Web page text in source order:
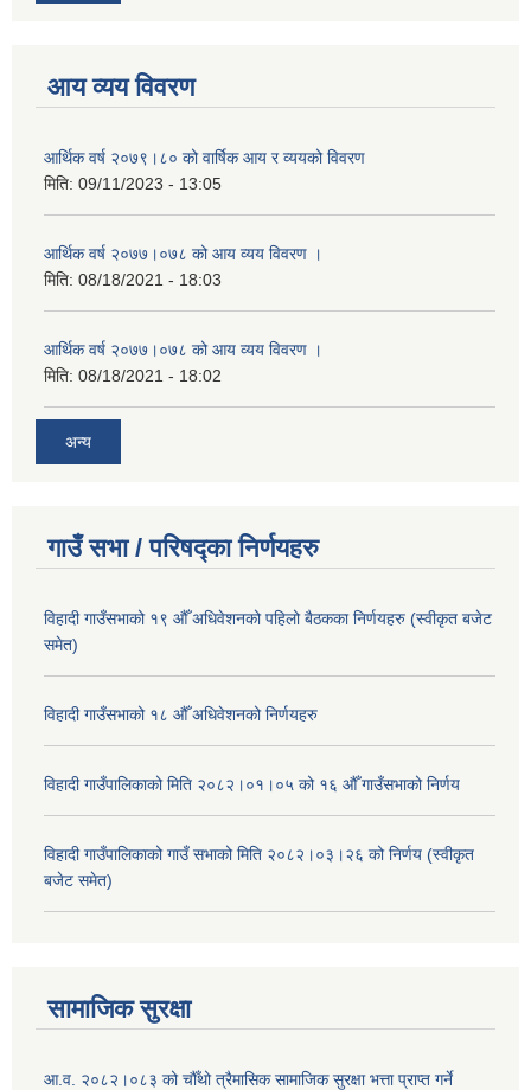
आय व्यय विवरण
आर्थिक वर्ष २०७९।८० को वार्षिक आय र व्ययको विवरण
मिति: 09/11/2023 - 13:05
आर्थिक वर्ष २०७७।०७८ को आय व्यय विवरण ।
मिति: 08/18/2021 - 18:03
आर्थिक वर्ष २०७७।०७८ को आय व्यय विवरण ।
मिति: 08/18/2021 - 18:02
अन्य
गाउँ सभा / परिषद्का निर्णयहरु
विहादी गाउँसभाको १९ औँ अधिवेशनको पहिलो बैठकका निर्णयहरु (स्वीकृत बजेट
समेत)
विहादी गाउँसभाको १८ औँ अधिवेशनको निर्णयहरु
विहादी गाउँपालिकाको मिति २०८२।०१।०५ को १६ औँ गाउँसभाको निर्णय
विहादी गाउँपालिकाको गाउँ सभाको मिति २०८२।०३।२६ को निर्णय (स्वीकृत
बजेट समेत)
सामाजिक सुरक्षा
आ.व. २०८२।०८३ को चौँथो त्रैमासिक सामाजिक सुरक्षा भत्ता प्राप्त गर्ने